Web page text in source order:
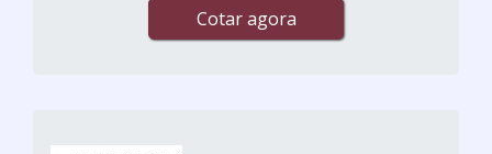
Cotar agora